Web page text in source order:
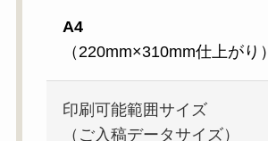
A4
（220mm×310mm仕上がり）
印刷可能範囲サイズ
（ご入稿データサイズ）